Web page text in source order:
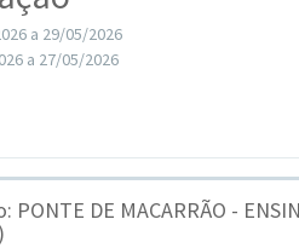
a 29/05/2026
a 27/05/2026
PONTE DE MACARRÃO -